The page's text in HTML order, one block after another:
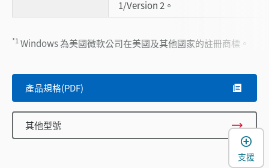
1/Version 2。
*1Windows 為美國微軟公司在美國及其他國家的註冊商標。
產品規格(PDF)
其他型號
支援